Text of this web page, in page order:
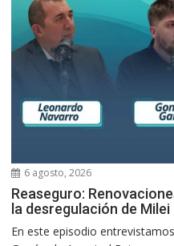
6 agosto, 2026
Reaseguro:
la desregulación de Milei
En este episodio